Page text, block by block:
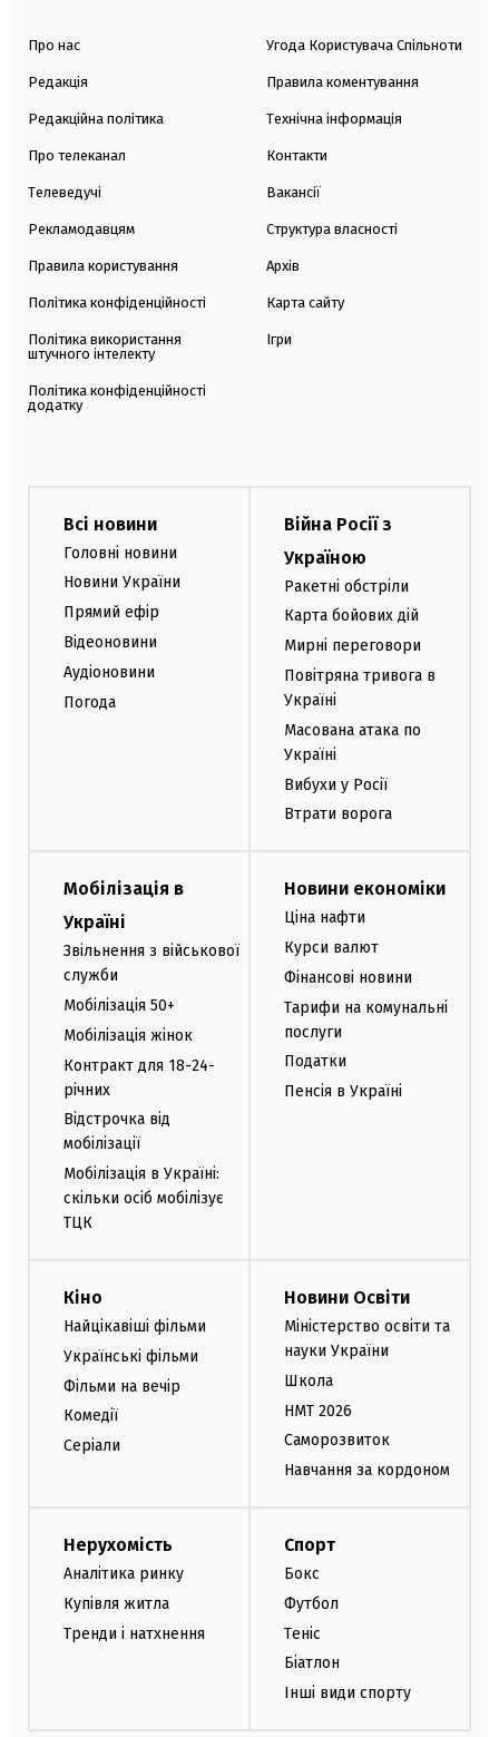
Про нас
Редакція
Редакційна політика
Про телеканал
Телеведучі
Рекламодавцям
Правила користування
Політика конфіденційності
Політика використання
штучного інтелекту
Політика конфіденційності
додатку
Угода Користувача Спільноти
Правила коментування
Технічна інформація
Контакти
Вакансії
Структура власності
Архів
Карта сайту
Ігри
Всі новини
Головні новини
Новини України
Прямий ефір
Відеоновини
Аудіоновини
Погода
Війна Росії з
Україною
Ракетні обстріли
Карта бойових дій
Мирні переговори
Повітряна тривога в
Україні
Масована атака по
Україні
Вибухи у Росії
Втрати ворога
Мобілізація в
Україні
Звільнення з військової
служби
Мобілізація 50+
Мобілізація жінок
Контракт для 18-24-
річних
Відстрочка від
мобілізації
Мобілізація в Україні:
скільки осіб мобілізує
ТЦК
Новини економіки
Ціна нафти
Курси валют
Фінансові новини
Тарифи на комунальні
послуги
Податки
Пенсія в Україні
Кіно
Найцікавіші фільми
Українські фільми
Фільми на вечір
Комедії
Серіали
Новини Освіти
Міністерство освіти та
науки України
Школа
НМТ 2026
Саморозвиток
Навчання за кордоном
Нерухомість
Аналітика ринку
Купівля житла
Тренди і натхнення
Спорт
Бокс
Футбол
Теніс
Біатлон
Інші види спорту